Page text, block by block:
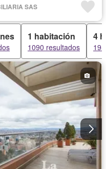
SAS
1 habitación
1090 resultados
4